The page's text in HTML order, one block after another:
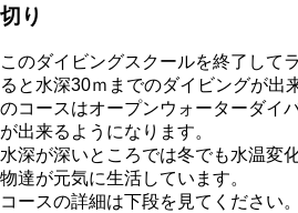
切り
このダイビングスクールを終了して
ると水深30ｍまでのダイビングが出
のコースはオープンウォーターダイ
が出来るようになります。
水深が深いところでは冬でも水温変
物達が元気に生活しています。
コースの詳細は下段を見てください。